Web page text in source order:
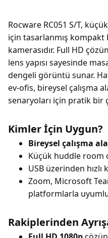
Rocware RC051 S/T,
için tasarlanmış
kamerasıdır. Full HD
lens yapısı sayesinde
dengeli görüntü sunar.
ev-ofis, bireysel çalışma
senaryoları için pratik bir
Kimler İçin Uygun?
Bireysel çalışma
Küçük huddle room
USB üzerinden
Zoom, Microsoft
platformlarla
Rakiplerinden